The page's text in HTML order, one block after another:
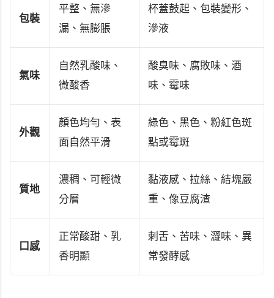
包裝
平整、無滲
漏、無膨脹
杯蓋鼓起、包裝變形、
滲液
氣味
自然乳酸味、
微酸香
酸臭味、腐敗味、酒
味、霉味
外觀
顏色均勻、表
面自然平滑
綠色、黑色、粉紅色斑
點或霉斑
質地
濃稠、可輕微
分層
黏液感、拉絲、結塊嚴
重、像豆腐渣
口感
正常酸甜、乳
香明顯
刺舌、苦味、澀味、異
常發酵感